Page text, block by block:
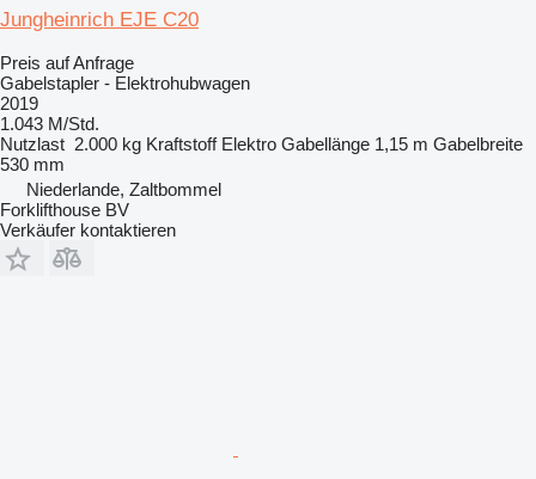
Jungheinrich EJE C20
Preis auf Anfrage
Gabelstapler - Elektrohubwagen
2019
1.043 M/Std.
Nutzlast 2.000 kg Kraftstoff Elektro Gabellänge 1,15 m Gabelbreite
530 mm
Niederlande, Zaltbommel
Forklifthouse BV
Verkäufer kontaktieren